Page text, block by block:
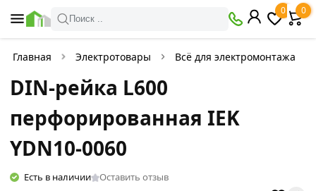
Поиск ..
0 0
Главная Электротовары Всё для электромонтажа
DIN-рейка L600
перфорированная IEK
YDN10-0060
Есть в наличии
Оставить отзыв